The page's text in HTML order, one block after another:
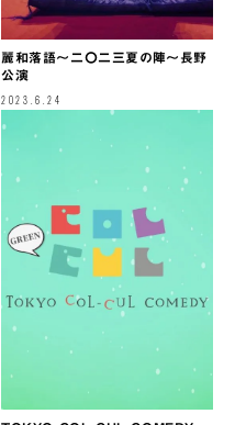
麗和落語～二〇二三夏の陣～長野
公演
2023.6.24